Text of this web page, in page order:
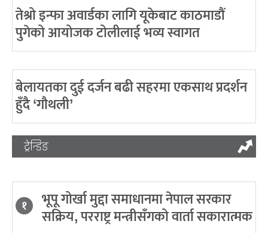
तेश्रो इन्फा अवार्डका लागि यूकेबाट काठमाडौं
पुगेको आयोजक टोलीलाई भव्य स्वागत
बेलायतका दुई दर्जन बढी सहरमा एकसाथ प्रदर्शन
हुँदै ‘गौथली’
ट्रेन्डिङ
१ भूपू गोर्खा मुद्दा समाधानमा नेपाल सरकार
सक्रिय, परराष्ट्र मन्त्रीसँगको वार्ता सकारात्मक